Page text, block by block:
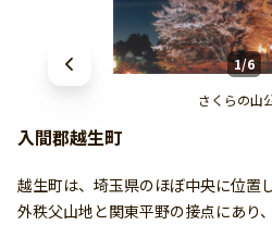
1/6
さくらの山
入間郡越生町
越生町は、埼玉県のほぼ中央に位置
外秩父山地と関東平野の接点にあり